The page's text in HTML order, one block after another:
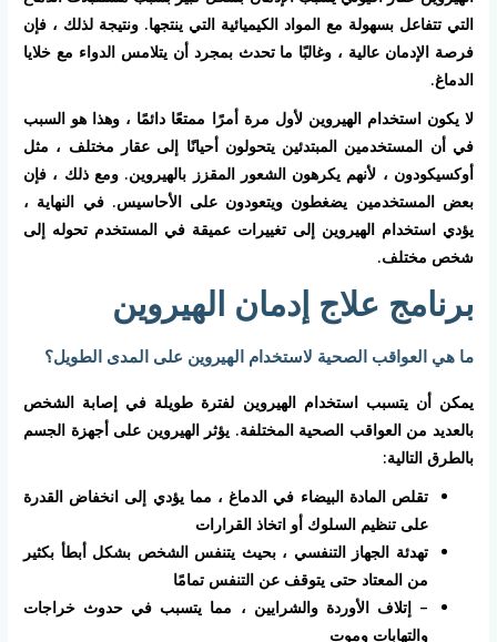
التي تتفاعل بسهولة مع المواد الكيميائية التي ينتجها. ونتيجة لذلك ، فإن
فرصة الإدمان عالية ، وغالبًا ما تحدث بمجرد أن يتلامس الدواء مع خلايا
الدماغ.
لا يكون استخدام الهيروين لأول مرة أمرًا ممتعًا دائمًا ، وهذا هو السبب
في أن المستخدمين المبتدئين يتحولون أحيانًا إلى عقار مختلف ، مثل
أوكسيكودون ، لأنهم يكرهون الشعور المقزز بالهيروين. ومع ذلك ، فإن
بعض المستخدمين يضغطون ويتعودون على الأحاسيس. في النهاية ،
يؤدي استخدام الهيروين إلى تغييرات عميقة في المستخدم تحوله إلى
شخص مختلف.
برنامج علاج إدمان الهيروين
ما هي العواقب الصحية لاستخدام الهيروين على المدى الطويل؟
يمكن أن يتسبب استخدام الهيروين لفترة طويلة في إصابة الشخص
بالعديد من العواقب الصحية المختلفة. يؤثر الهيروين على أجهزة الجسم
بالطرق التالية:
تقلص المادة البيضاء في الدماغ ، مما يؤدي إلى انخفاض القدرة
على تنظيم السلوك أو اتخاذ القرارات
تهدئة الجهاز التنفسي ، بحيث يتنفس الشخص بشكل أبطأ بكثير
من المعتاد حتى يتوقف عن التنفس تمامًا
– إتلاف الأوردة والشرايين ، مما يتسبب في حدوث خراجات
والتهابات وموت